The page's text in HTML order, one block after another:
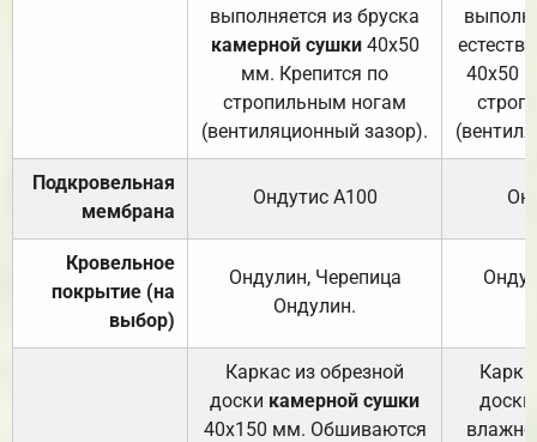
выполняется из бруска
камерной сушки40х50
мм. Крепится по
стропильным ногам
(вентиляционный зазор).
40х50
Подкровельная
мембрана
Ондутис А100
Кровельное
покрытие (на
выбор)
Ондулин, Черепица
Ондулин.
Каркас из обрезной
доски камерной сушки
40х150 мм. Обшиваются
доски